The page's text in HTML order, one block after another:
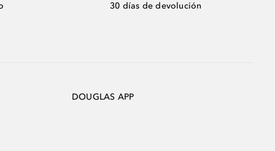
30 días de devolución
DOUGLAS APP